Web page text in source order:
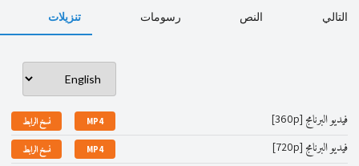
التالي النص رسومات تنزيلات
فيديو البرنامج [360p] MP4 نسخ الرابط
فيديو البرنامج [720p] MP4 نسخ الرابط